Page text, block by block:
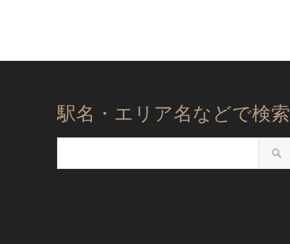
駅名・エリア名などで検索